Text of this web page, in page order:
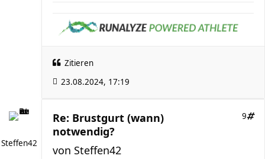
Zitieren
23.08.2024, 17:19
Steffen42
Re: Brustgurt (wann)
notwendig?
9
von Steffen42